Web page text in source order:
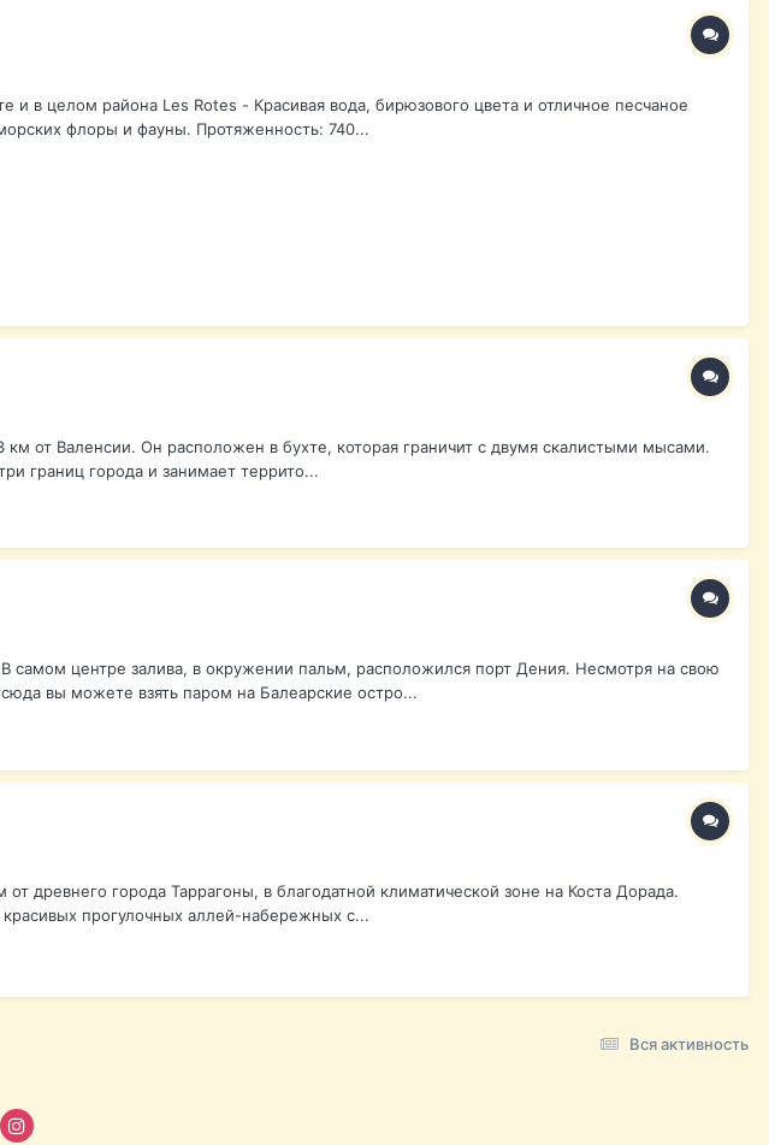
в целом района Les Rotes - Красивая вода, бирюзового цвета и отличное песчаное
флоры и фауны. Протяженность: 740...
от Валенсии. Он расположен в бухте, которая граничит с двумя скалистыми мысами.
границ города и занимает террито...
самом центре залива, в окружении пальм, расположился порт Дения. Несмотря на свою
вы можете взять паром на Балеарские остро...
древнего города Таррагоны, в благодатной климатической зоне на Коста Дорада.
прогулочных аллей-набережных с...
Вся активность